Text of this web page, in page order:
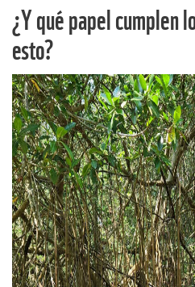
¿Y qué papel cumplen
esto?